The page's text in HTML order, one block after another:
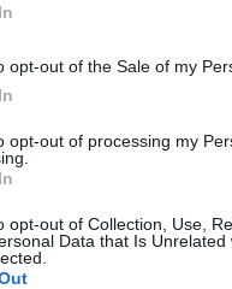
opt-out of the Sale of my
opt-out of processing my
opt-out of Collection, Use,
Data that Is
όπου τα
ότι το CIS
Η ΣΚΠ
από ένα επεισόδια